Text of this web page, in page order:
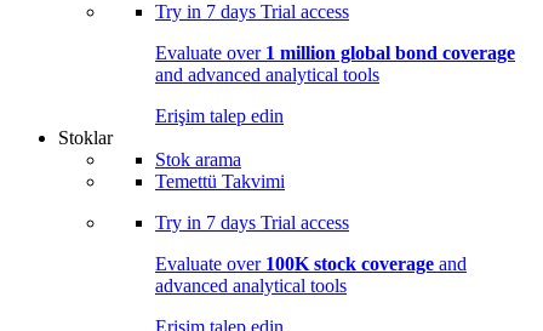
Try in 7 days Trial access
Evaluate over 1 million global bond coverage
and advanced analytical tools
Erişim talep edin
Stoklar
Stok arama
Temettü Takvimi
Try in 7 days Trial access
Evaluate over 100K stock coverage and
advanced analytical tools
Erişim talep edin